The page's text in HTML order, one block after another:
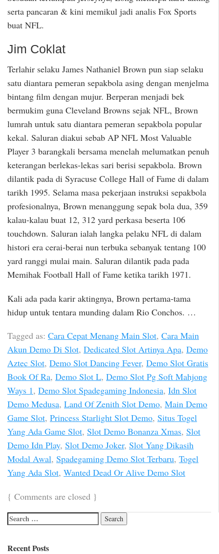
serta pancaran & kini memikul jadi analis Fox Sports
buat NFL.
Jim Coklat
Terlahir selaku James Nathaniel Brown pun siap selaku
satu diantara pemeran sepakbola asing dengan menjelma
bintang film dengan mujur. Berperan menjadi bek
bermukim guna Cleveland Browns sejak NFL, Brown
lumrah untuk satu diantara pemeran sepakbola popular
kekal. Saluran diakui sebab AP NFL Most Valuable
Player 3 barangkali bersama menelah melumatkan penuh
keterangan berlekas-lekas sari berisi sepakbola. Brown
dilantik pada di Syracuse College Hall of Fame di dalam
tarikh 1995. Selama masa pekerjaan instruksi sepakbola
profesionalnya, Brown menanggung sepak bola dua, 359
kalau-kalau buat 12, 312 yard perkasa beserta 106
touchdown. Saluran ialah langka pelaku NFL di dalam
histori era cerai-berai nun terbuka sebanyak tentang 100
yard ranggi mulai main. Saluran dilantik pada pada
Memihak Football Hall of Fame ketika tarikh 1971.
Kali ada pada karir aktingnya, Brown pertama-tama
hidup untuk tentara munding dalam Rio Conchos. …
Tagged as: Cara Cepat Menang Main Slot, Cara Main
Akun Demo Di Slot, Dedicated Slot Artinya Apa, Demo
Aztec Slot, Demo Slot Dancing Fever, Demo Slot Gratis
Book Of Ra, Demo Slot L, Demo Slot Pg Soft Mahjong
Ways 1, Demo Slot Spadegaming Indonesia, Idn Slot
Demo Medusa, Land Of Zenith Slot Demo, Main Demo
Game Slot, Princess Starlight Slot Demo, Situs Togel
Yang Ada Game Slot, Slot Demo Bonanza Xmas, Slot
Demo Idn Play, Slot Demo Joker, Slot Yang Dikasih
Modal Awal, Spadegaming Demo Slot Terbaru, Togel
Yang Ada Slot, Wanted Dead Or Alive Demo Slot
{ Comments are closed }
Recent Posts